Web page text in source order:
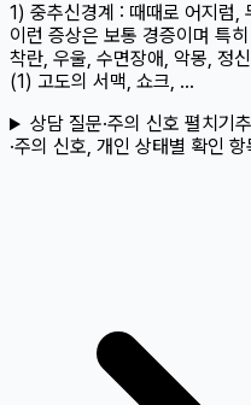
1) 중추신경계 : 때때로 어지럼,
이런 증상은 보통 경증이며 특
착란, 우울, 수면장애, 악몽, 정
(1) 고도의 서맥, 쇼크, ...
상담 질문·주의 신호 펼치기
·주의 신호, 개인 상태별 확인